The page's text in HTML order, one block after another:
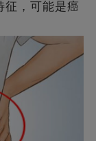
征，可能是癌